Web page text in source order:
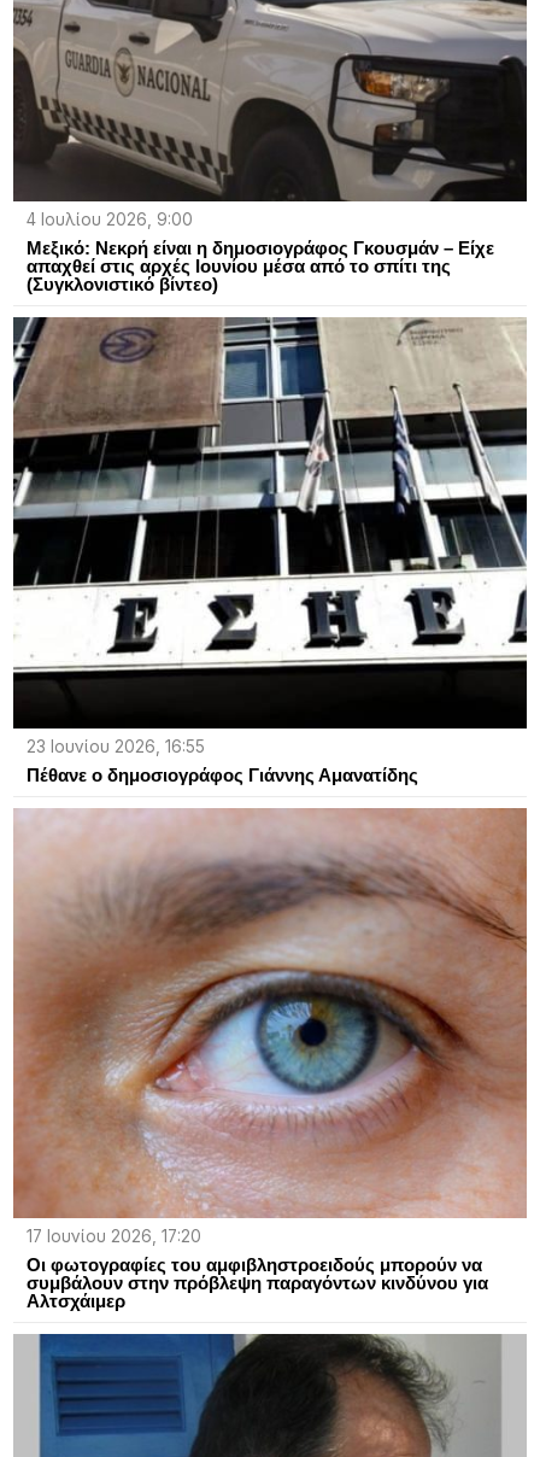
4 Ιουλίου 2026, 9:00
Μεξικό: Νεκρή είναι η δημοσιογράφος Γκουσμάν – Είχε
απαχθεί στις αρχές Ιουνίου μέσα από το σπίτι της
(Συγκλονιστικό βίντεο)
23 Ιουνίου 2026, 16:55
Πέθανε ο δημοσιογράφος Γιάννης Αμανατίδης
17 Ιουνίου 2026, 17:20
Οι φωτογραφίες του αμφιβληστροειδούς μπορούν να
συμβάλουν στην πρόβλεψη παραγόντων κινδύνου για
Αλτσχάιμερ